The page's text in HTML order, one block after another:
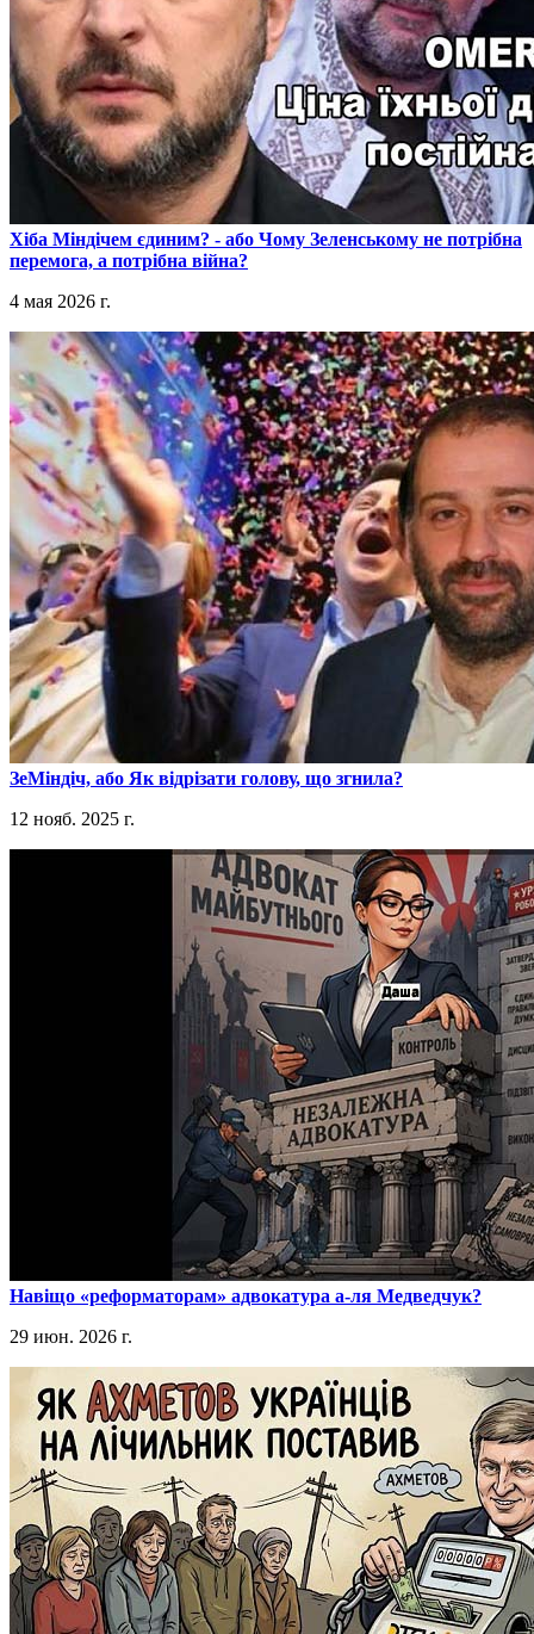
​Хіба Міндічем єдиним? - або Чому Зеленському не потрібна
перемога, а потрібна війна?
4 мая 2026 г.
​ЗеМіндіч, або Як відрізати голову, що згнила?
12 нояб. 2025 г.
​Навіщо «реформаторам» адвокатура а-ля Медведчук?
29 июн. 2026 г.